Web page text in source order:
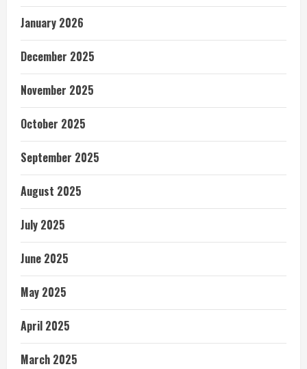
January 2026
December 2025
November 2025
October 2025
September 2025
August 2025
July 2025
June 2025
May 2025
April 2025
March 2025